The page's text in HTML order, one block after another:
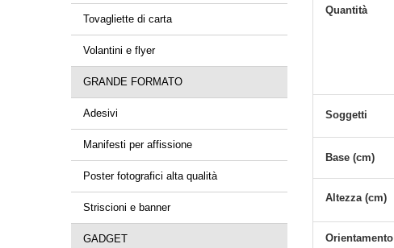
Tovagliette di carta
Volantini e flyer
GRANDE FORMATO
Adesivi
Manifesti per affissione
Poster fotografici alta qualità
Striscioni e banner
GADGET
Quantità
Soggetti
Base (cm)
Altezza (cm)
Orientamento